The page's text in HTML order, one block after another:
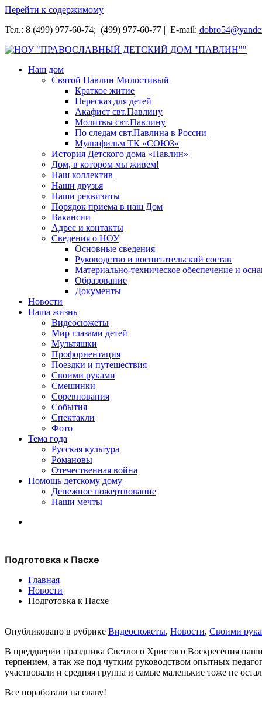
Перейти к содержимому
Тел.: 8 (499) 977-60-74; (499) 977-60-77 | E-mail:
НОУ "ПРАВОСЛАВНЫЙ ДЕТСКИЙ ДОМ "ПАВЛИН""
Наш дом
Святой Павлин Милостивый
Краткое житие
Пересказ для детей
Акафист свт.Павлину
Молитвы свт.Павлину
По следам свт.Павлина в России
Мультфильм ТК «СОЮЗ»
История Детского дома «Павлин»
Дом, в котором мы живем!
Наш коллектив
Наши друзья
Наши реквизиты
Порядок приема в наш Дом
Вакансии
Адрес и контакты
Сведения о НОУ
Основные сведения
Руководство и воспитательский состав
Материально-техническое обеспечение и
Образование
Документы
Новости
Наша жизнь
Видеосюжеты
Мир глазами детей
Мультяшки
Профориентация
Поездки и путешествия
Своими руками
Смешинки
Соревнования
События
Спектакли
Фото
Тема года
Русская культура
Романовы
Отечественная война
Помощь детскому дому
Денежное пожертвование
Наши мечты
Подготовка к Пасхе
Главная
Новости
Подготовка к Пасхе
Опубликовано в рубрике Видеосюжеты, Новости, Своими
В преддверии праздника Светлого Христого Воскресения
терпением, а так же под чутким руководством опытных
участвовали и средняя группа и самые маленькие тоже не
Все поработали на славу!